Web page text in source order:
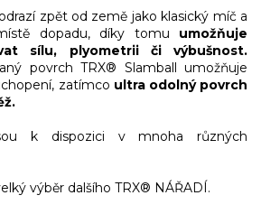
zpět od země jako klasický míč a
dopadu, díky tomu umožňuje
sílu, plyometrii či výbušnost.
povrch TRX® Slamball umožňuje
zatímco ultra odolný povrch
k dispozici v mnoha různých
výběr dalšího TRX® NÁŘADÍ.